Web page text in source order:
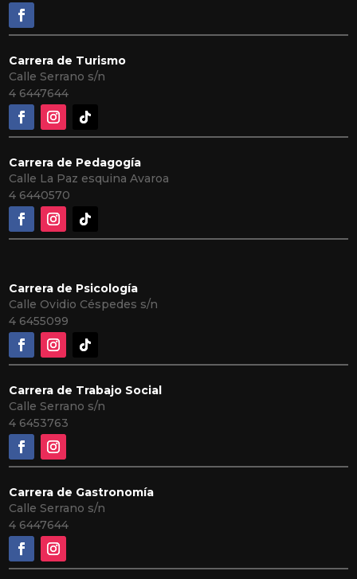
Carrera de Turismo
Calle Serrano s/n
4 6447644
Carrera de Pedagogía
Calle La Paz esquina Avaroa
4 6440570
Carrera de Psicología
Calle Ovidio Céspedes s/n
4 6455099
Carrera de Trabajo Social
Calle Serrano s/n
4 6453763
Carrera de Gastronomía
Calle Serrano s/n
4 6447644